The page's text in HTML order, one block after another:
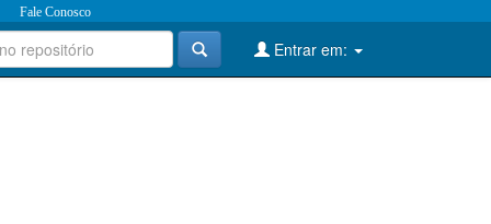
Fale Conosco
Entrar em: